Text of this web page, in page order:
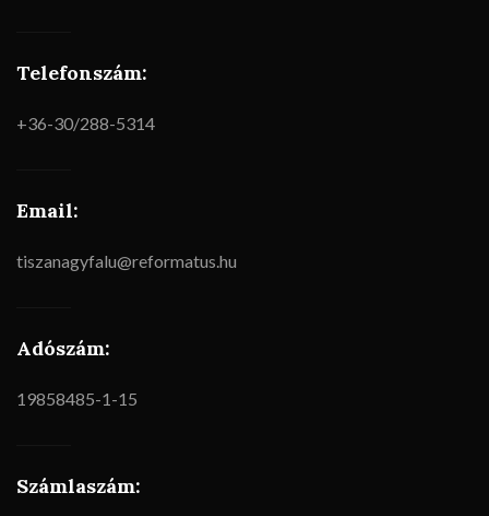
Telefonszám:
+36-30/288-5314
Email:
tiszanagyfalu@reformatus.hu
Adószám:
19858485-1-15
Számlaszám: